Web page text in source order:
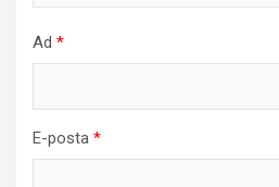
Ad *
E-posta *